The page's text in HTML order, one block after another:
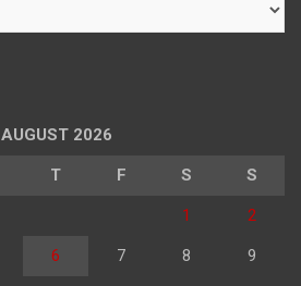
AUGUST 2026
T F S S
1 2
6 7 8 9